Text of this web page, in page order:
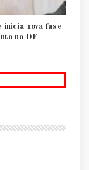
nova fase
no DF